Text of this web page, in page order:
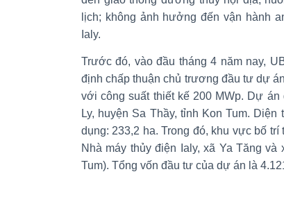
lịch; không ảnh hưởng đến vận hành
Ialy.
Trước đó, vào đầu tháng 4 năm nay,
định chấp thuận chủ trương đầu tư dự
với công suất thiết kế 200 MWp. Dự
Ly, huyện Sa Thầy, tỉnh Kon Tum.
dụng: 233,2 ha. Trong đó, khu vực bố
Nhà máy thủy điện Ialy, xã Ya Tăng
Tum). Tổng vốn đầu tư của dự án là